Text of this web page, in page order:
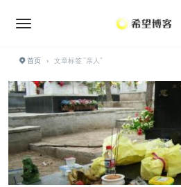
首页 › 文章标签 "亲人"
•